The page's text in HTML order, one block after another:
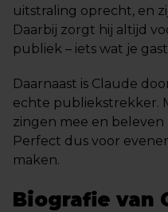
uitstraling oprecht, en
Daarbij zorgt hij altijd
publiek – iets wat je
Daarnaast is Claude
echte publiekstrekker.
zingen mee en
Perfect dus voor
maken.
Biografie van